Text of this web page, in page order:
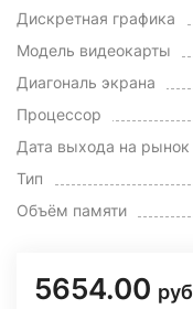
Дискретная графика
Модель видеокарты
Диагональ экрана
Процессор
Дата выхода на рынок
Тип
Объём памяти
5654.00 руб